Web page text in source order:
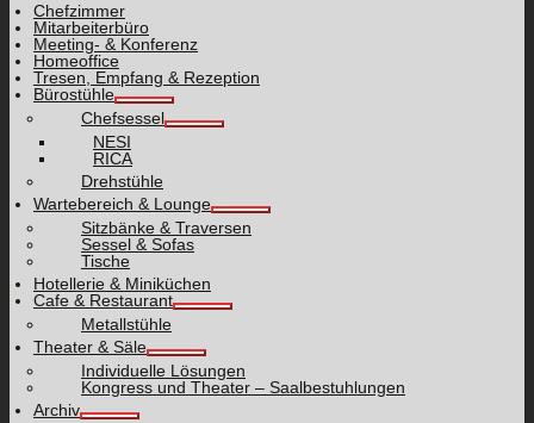
Chefzimmer
Mitarbeiterbüro
Meeting- & Konferenz
Homeoffice
Tresen, Empfang & Rezeption
Bürostühle
Chefsessel
NESI
RICA
Drehstühle
Wartebereich & Lounge
Sitzbänke & Traversen
Sessel & Sofas
Tische
Hotellerie & Miniküchen
Cafe & Restaurant
Metallstühle
Theater & Säle
Individuelle Lösungen
Kongress und Theater – Saalbestuhlungen
Archiv